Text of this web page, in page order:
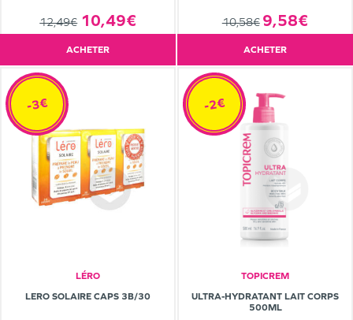
12,49€ 10,49€
ACHETER
10,58€ 9,58€
ACHETER
LÉRO
LERO SOLAIRE CAPS 3B/30
-3€
TOPICREM
ULTRA-HYDRATANT LAIT CORPS
500ML
-2€